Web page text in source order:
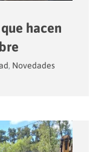
hacen
, Novedades